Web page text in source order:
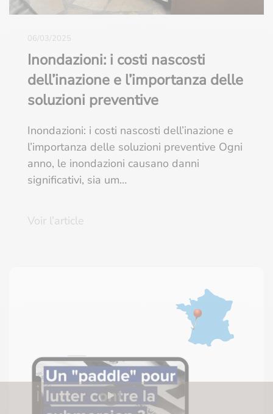
06/03/2025
Inondazioni: i costi nascosti
dell’inazione e l’importanza delle
soluzioni preventive
Inondazioni: i costi nascosti dell’inazione e
l’importanza delle soluzioni preventive Ogni
anno, le inondazioni causano danni
significativi, sia um…
Voir l’article